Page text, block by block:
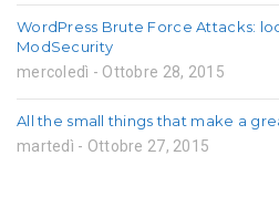
WordPress Brute Force Attacks:
ModSecurity
mercoledì - Ottobre 28, 2015
All the small things that make a
martedì - Ottobre 27, 2015